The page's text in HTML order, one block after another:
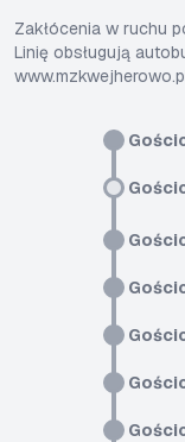
Zakłócenia w ruchu
Linię obsługują